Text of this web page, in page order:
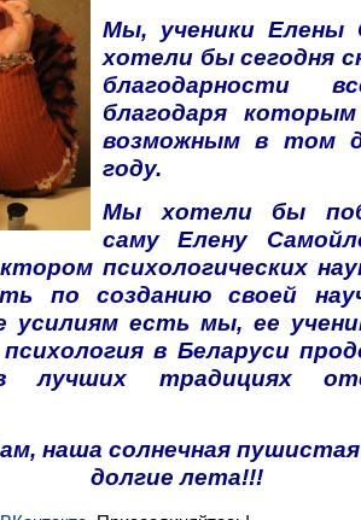
Мы, ученики Елены
хотели бы сегодня
благодарности
благодаря
возможным в том
году.
Мы хотели бы
саму Елену
психологических
по созданию своей
усилиям есть мы, ее
психология в Беларуси
лучших традициях
наша солнечная
долгие лета!!!